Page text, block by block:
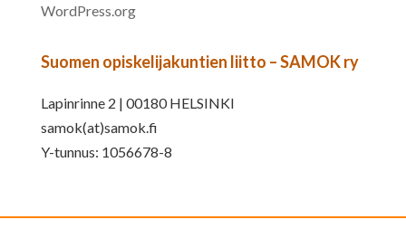
WordPress.org
Suomen opiskelijakuntien liitto – SAMOK ry
Lapinrinne 2 | 00180 HELSINKI
samok(at)samok.fi
Y-tunnus: 1056678-8